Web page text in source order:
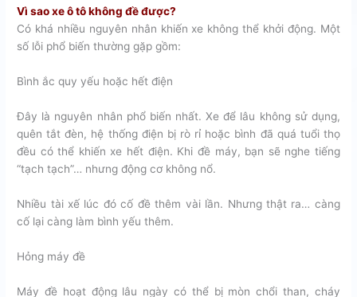
Vì sao xe ô tô không đề được?
Có khá nhiều nguyên nhân khiến xe không thể khởi động. Một
số lỗi phổ biến thường gặp gồm:
Bình ắc quy yếu hoặc hết điện
Đây là nguyên nhân phổ biến nhất. Xe để lâu không sử dụng,
quên tắt đèn, hệ thống điện bị rò rỉ hoặc bình đã quá tuổi thọ
đều có thể khiến xe hết điện. Khi đề máy, bạn sẽ nghe tiếng
“tạch tạch”… nhưng động cơ không nổ.
Nhiều tài xế lúc đó cố đề thêm vài lần. Nhưng thật ra… càng
cố lại càng làm bình yếu thêm.
Hỏng máy đề
Máy đề hoạt động lâu ngày có thể bị mòn chổi than, cháy